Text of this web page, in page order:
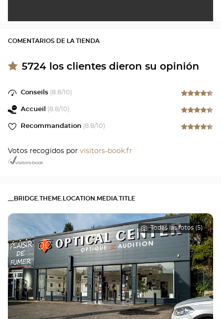
COMENTARIOS DE LA TIENDA
5724 los clientes dieron su opinión
Conseils (8.8/10)
Accueil (8.8/10)
Recommandation (8.8/10)
Votos recogidos por visitors-book.fr
__BRIDGE.THEME.LOCATION.MEDIA.TITLE
Todas las fotos (5)